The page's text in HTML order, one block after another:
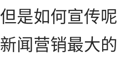
但是如何宣传
新闻营销最大